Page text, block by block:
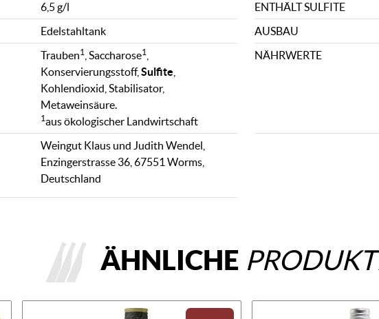
6,5 g/l ENTHÄLT SULFITE
Edelstahltank AUSBAU
Trauben1, Saccharose1,
Konservierungsstoff, Sulfite
Kohlendioxid, Stabilisator,
Metaweinsäure.
1aus ökologischer Landwirtschaft
NÄHRWERTE
Weingut Klaus und Judith Wendel,
Enzingerstrasse 36, 67551 Worms,
Deutschland
ÄHNLICHE